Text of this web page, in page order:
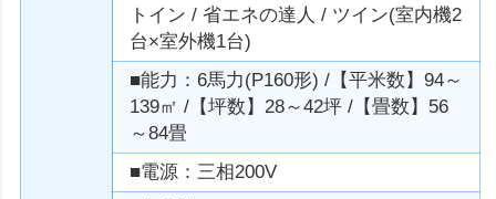
トイン / 省エネの達人 / ツイン(室内機2
台×室外機1台)
■能力：6馬力(P160形) /【平米数】94～
139㎡ /【坪数】28～42坪 /【畳数】56
～84畳
■電源：三相200V